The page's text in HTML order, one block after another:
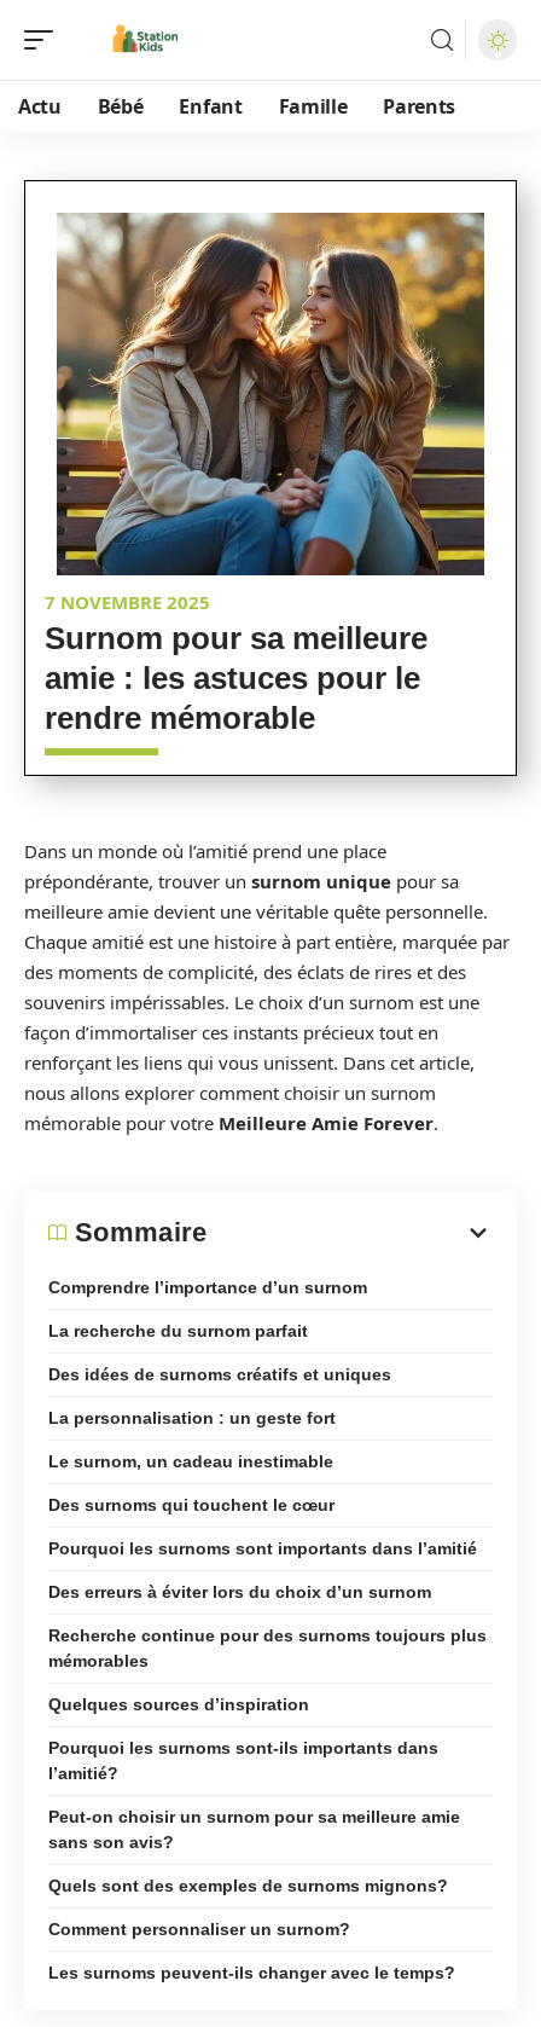
Actu Bébé Enfant Famille Parents
7 NOVEMBRE 2025
Surnom pour sa meilleure
amie : les astuces pour le
rendre mémorable
Dans un monde où l’amitié prend une place
prépondérante, trouver un surnom unique pour sa
meilleure amie devient une véritable quête personnelle.
Chaque amitié est une histoire à part entière, marquée par
des moments de complicité, des éclats de rires et des
souvenirs impérissables. Le choix d’un surnom est une
façon d’immortaliser ces instants précieux tout en
renforçant les liens qui vous unissent. Dans cet article,
nous allons explorer comment choisir un surnom
mémorable pour votre Meilleure Amie Forever.
Sommaire
Comprendre l’importance d’un surnom
La recherche du surnom parfait
Des idées de surnoms créatifs et uniques
La personnalisation : un geste fort
Le surnom, un cadeau inestimable
Des surnoms qui touchent le cœur
Pourquoi les surnoms sont importants dans l’amitié
Des erreurs à éviter lors du choix d’un surnom
Recherche continue pour des surnoms toujours plus
mémorables
Quelques sources d’inspiration
Pourquoi les surnoms sont-ils importants dans
l’amitié?
Peut-on choisir un surnom pour sa meilleure amie
sans son avis?
Quels sont des exemples de surnoms mignons?
Comment personnaliser un surnom?
Les surnoms peuvent-ils changer avec le temps?